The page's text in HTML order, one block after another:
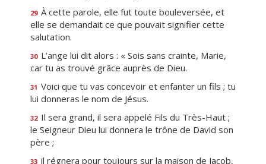
29 À cette parole, elle fut toute bouleversée, et
elle se demandait ce que pouvait signifier cette
salutation.
30 L’ange lui dit alors : « Sois sans crainte, Marie,
car tu as trouvé grâce auprès de Dieu.
31 Voici que tu vas concevoir et enfanter un fils ; tu
lui donneras le nom de Jésus.
32 Il sera grand, il sera appelé Fils du Très-Haut ;
le Seigneur Dieu lui donnera le trône de David son
père ;
33 il régnera pour toujours sur la maison de Jacob,